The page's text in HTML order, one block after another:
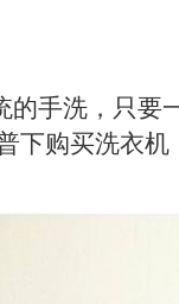
手洗，只要
下购买洗衣机